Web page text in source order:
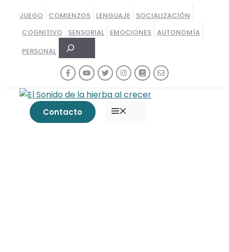
contenido
JUEGO COMIENZOS LENGUAJE
SOCIALIZACIÓN
COGNITIVO
SENSORIAL EMOCIONES AUTONOMÍA
PERSONAL
Buscar
Contacto